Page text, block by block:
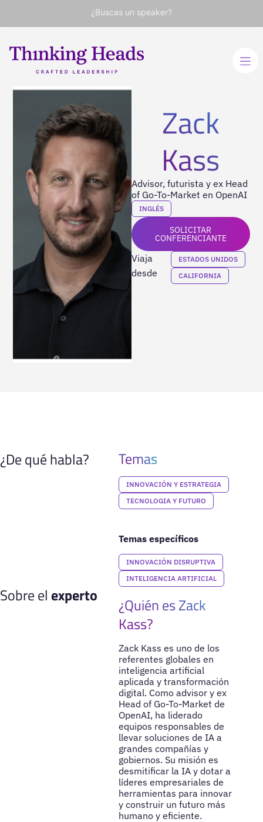
¿Buscas un speaker?
Zack
Kass
Advisor, futurista y ex Head
of Go-To-Market en OpenAI
INGLÉS
SOLICITAR
CONFERENCIANTE
Viaja
desde
ESTADOS UNIDOS
CALIFORNIA
¿De qué habla? Temas
INNOVACIÓN Y ESTRATEGIA
TECNOLOGIA Y FUTURO
Temas específicos
INNOVACIÓN DISRUPTIVA
INTELIGENCIA ARTIFICIAL
Sobre el experto
¿Quién es Zack
Kass?
Zack Kass es uno de los
referentes globales en
inteligencia artificial
aplicada y transformación
digital. Como advisor y ex
Head of Go-To-Market de
OpenAI, ha liderado
equipos responsables de
llevar soluciones de IA a
grandes compañías y
gobiernos. Su misión es
desmitificar la IA y dotar a
líderes empresariales de
herramientas para innovar
y construir un futuro más
humano y eficiente.